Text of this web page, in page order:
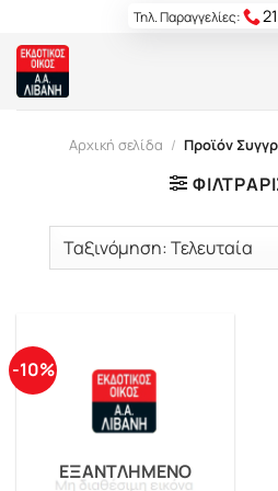
content
Τηλ. Παραγγελίες:
Αρχική σελίδα / Προϊόν
-10%
ΕΞΑΝΤΛΗΜΈΝΟ